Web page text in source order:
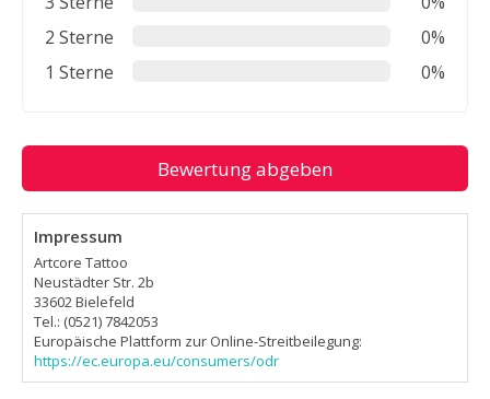
2 Sterne
0%
1 Sterne
0%
Bewertung abgeben
Impressum
Artcore Tattoo
Neustädter Str. 2b
33602 Bielefeld
Tel.: (0521) 7842053
Europäische Plattform zur Online-Streitbeilegung:
https://ec.europa.eu/consumers/odr